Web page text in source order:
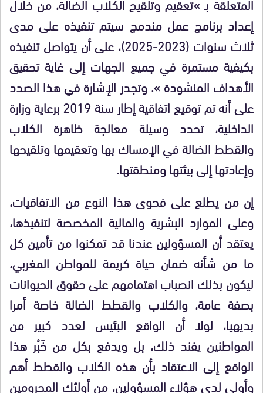
إعداد برنامج عمل مندمج سيتم تنفيذه على مدى
ثلاث سنوات (2023-2025)، على أن يتواصل تنفيذه
بكيفية مستمرة في جميع الجهات إلى غاية تحقيق
الأهداف المنشودة ». وتجدر الإشارة في هذا الصدد
على أنه تم توقيع اتفاقية إطار سنة 2019 برعاية وزارة
الداخلية، تحدد وسيلة معالجة ظاهرة الكلاب
والقطط الضالة في الإمساك بها وتعقيمها وتلقيحها
وإعادتها إلى بيئتها ومنطقتها.
إن من يطلع على فحوى هذا النوع من الاتفاقيات،
وعلى الموارد البشرية والمالية المخصصة لتنفيذها،
يعتقد أن المسؤولين عندنا قد تمكنوا من تأمين كل
ما من شأنه ضمان حياة كريمة للمواطن المغربي،
ليكون بذلك انصباب اهتمامهم على حقوق الحيوانات
بصفة عامة، والكلاب والقطط الضالة خاصة أمرا
بديهيا، لولا أن الواقع البئيس لعدد كبير من
المواطنين يفند ذلك، بل ويدفع بكل من خَبُر هذا
الواقع إلى الاعتقاد بأن هذه الكلاب والقطط أهم
وأولى لدى هؤلاء المسؤولين، من أولئك المحرومين